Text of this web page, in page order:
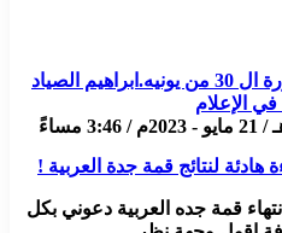
هادئة لنتائج قمة جدة العربية !
قمة جده العربية دعوني بكل